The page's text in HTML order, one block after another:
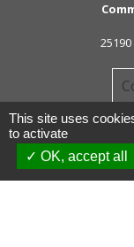
This site uses
to activate
OK, accept all